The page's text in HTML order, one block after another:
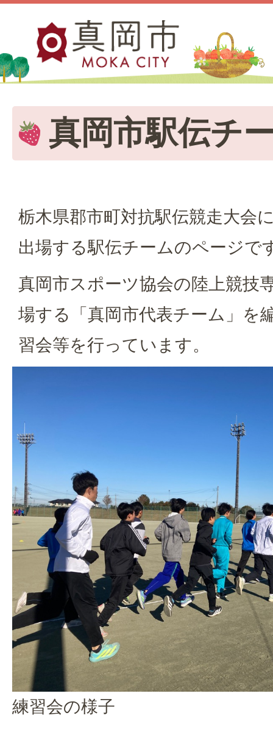
真岡市駅伝チ
栃木県郡市町対抗駅伝競走大会
出場する駅伝チームのページで
真岡市スポーツ協会の陸上競技
場する「真岡市代表チーム」を
習会等を行っています。
練習会の様子